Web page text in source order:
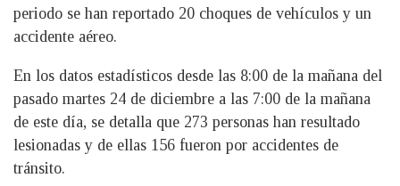
periodo se han reportado 20 choques de vehículos y un
accidente aéreo.
En los datos estadísticos desde las 8:00 de la mañana del
pasado martes 24 de diciembre a las 7:00 de la mañana
de este día, se detalla que 273 personas han resultado
lesionadas y de ellas 156 fueron por accidentes de
tránsito.